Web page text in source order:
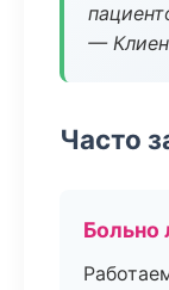
—
Часто
Больно